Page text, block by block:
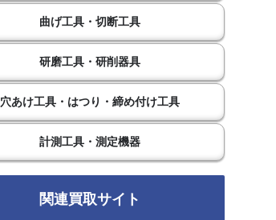
曲げ工具・切断工具
研磨工具・研削器具
穴あけ工具・はつり・締め付け工具
計測工具・測定機器
関連買取サイト